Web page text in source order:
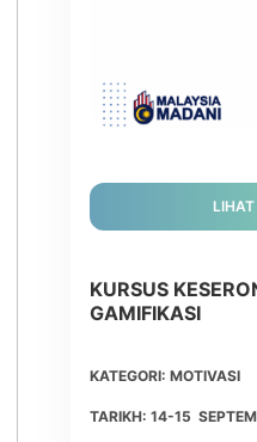
KURSUS
GAMIFIKASI
KATEGORI: MOTIVASI
TARIKH: 14-15